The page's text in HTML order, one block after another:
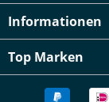
Informationen
Top Marken